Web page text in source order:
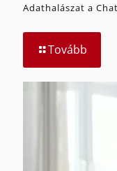
Adathalászat a
Tovább